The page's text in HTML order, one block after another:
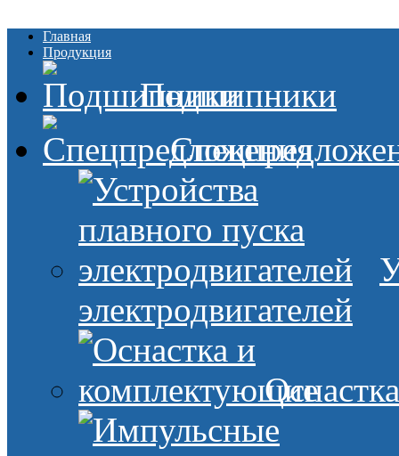
Главная
Продукция
Подшипники
электродвигателей